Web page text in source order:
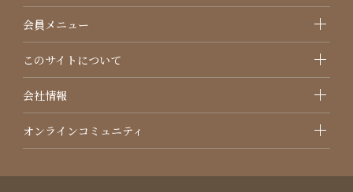
会員メニュー
このサイトについて
会社情報
オンラインコミュニティ